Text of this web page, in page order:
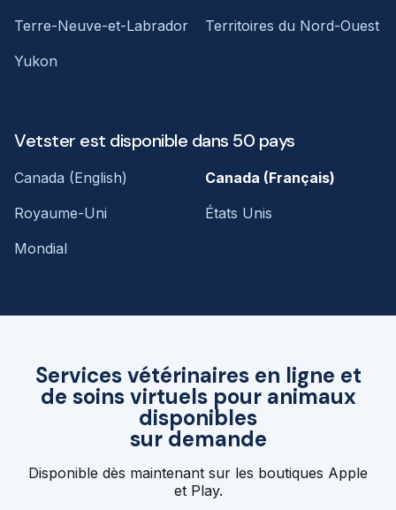
Services vétérinaires en ligne et
de soins virtuels pour animaux
disponibles
sur demande
Disponible dès maintenant sur les boutiques Apple
et Play.
Terre-Neuve-et-Labrador
Territoires du Nord-Ouest
Yukon
Vetster est disponible dans 50 pays
Canada (English)
Canada (Français)
Royaume-Uni
États Unis
Mondial